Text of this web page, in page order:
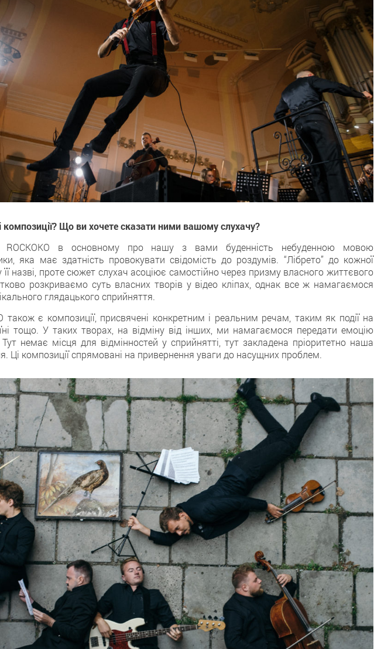
Що ви хочете сказати ними вашому слухачу?
ROCKOKO в основному про нашу з вами буденність небуденною мовою
яка має здатність провокувати свідомість до роздумів. “Лібрето” до кожної
її назві, проте сюжет слухач асоціює самостійно через призму власного життєвого
розкриваємо суть власних творів у відео кліпах, однак все ж намагаємося
глядацького сприйняття.
також є композиції, присвячені конкретним і реальним речам, таким як події на
тощо. У таких творах, на відміну від інших, ми намагаємося передати емоцію
немає місця для відмінностей у сприйнятті, тут закладена пріоритетно наша
Ці композиції спрямовані на привернення уваги до насущних проблем.